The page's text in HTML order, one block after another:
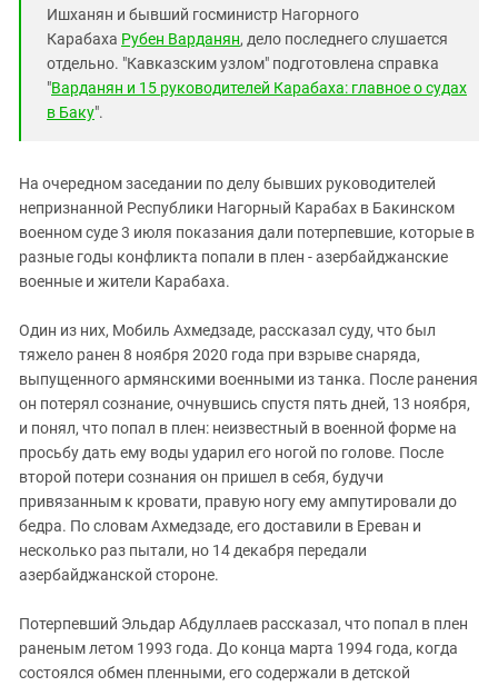
Ишханян и бывший госминистр Нагорного
Карабаха Рубен Варданян, дело последнего слушается
отдельно. "Кавказским узлом" подготовлена справка
"Варданян и 15 руководителей Карабаха: главное о судах
в Баку".
На очередном заседании по делу бывших руководителей
непризнанной Республики Нагорный Карабах в Бакинском
военном суде 3 июля показания дали потерпевшие, которые в
разные годы конфликта попали в плен - азербайджанские
военные и жители Карабаха.
Один из них, Мобиль Ахмедзаде, рассказал суду, что был
тяжело ранен 8 ноября 2020 года при взрыве снаряда,
выпущенного армянскими военными из танка. После ранения
он потерял сознание, очнувшись спустя пять дней, 13 ноября,
и понял, что попал в плен: неизвестный в военной форме на
просьбу дать ему воды ударил его ногой по голове. После
второй потери сознания он пришел в себя, будучи
привязанным к кровати, правую ногу ему ампутировали до
бедра. По словам Ахмедзаде, его доставили в Ереван и
несколько раз пытали, но 14 декабря передали
азербайджанской стороне.
Потерпевший Эльдар Абдуллаев рассказал, что попал в плен
раненым летом 1993 года. До конца марта 1994 года, когда
состоялся обмен пленными, его содержали в детской